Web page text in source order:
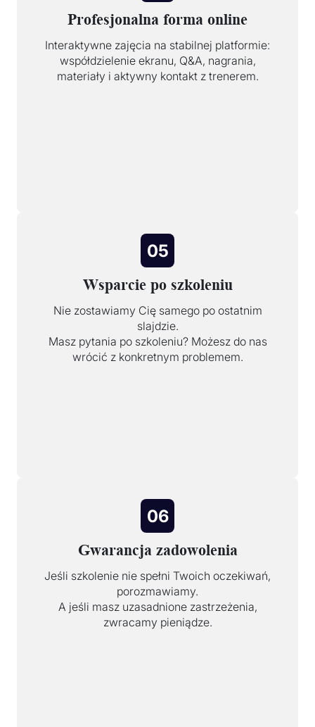
Profesjonalna forma online
Interaktywne zajęcia na stabilnej platformie:
współdzielenie ekranu, Q&A, nagrania,
materiały i aktywny kontakt z trenerem.
05
Wsparcie po szkoleniu
Nie zostawiamy Cię samego po ostatnim
slajdzie.
Masz pytania po szkoleniu? Możesz do nas
wrócić z konkretnym problemem.
06
Gwarancja zadowolenia
Jeśli szkolenie nie spełni Twoich oczekiwań,
porozmawiamy.
A jeśli masz uzasadnione zastrzeżenia,
zwracamy pieniądze.